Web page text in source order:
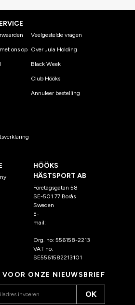
ons op
Veelgestelde vragen
Over Jula Holding
Black Week
Club Hööks
Annuleer bestelling
HÖÖKS
HÄSTSPORT AB
Företagsgatan 58
SE-501 77 Borås
Sweden
E-
mail:
Org. no: 556158-2213
VAT no:
SE5561582213101
ONZE NIEUWSBRIEF
OK